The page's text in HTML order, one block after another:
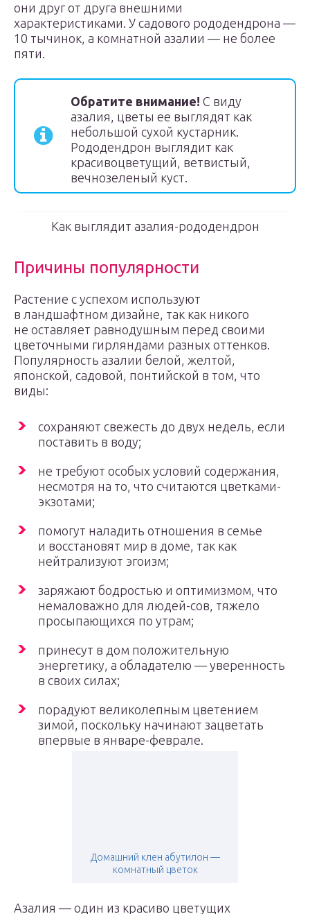
они друг от друга внешними
характеристиками. У садового рододендрона —
10 тычинок, а комнатной азалии — не более
пяти.
Обратите внимание! С виду
азалия, цветы ее выглядят как
небольшой сухой кустарник.
Рододендрон выглядит как
красивоцветущий, ветвистый,
вечнозеленый куст.
Как выглядит азалия-рододендрон
Причины популярности
Растение с успехом используют
в ландшафтном дизайне, так как никого
не оставляет равнодушным перед своими
цветочными гирляндами разных оттенков.
Популярность азалии белой, желтой,
японской, садовой, понтийской в том, что
виды:
сохраняют свежесть до двух недель, если
поставить в воду;
не требуют особых условий содержания,
несмотря на то, что считаются цветками-
экзотами;
помогут наладить отношения в семье
и восстановят мир в доме, так как
нейтрализуют эгоизм;
заряжают бодростью и оптимизмом, что
немаловажно для людей-сов, тяжело
просыпающихся по утрам;
принесут в дом положительную
энергетику, а обладателю — уверенность
в своих силах;
порадуют великолепным цветением
зимой, поскольку начинают зацветать
впервые в январе-феврале.
Домашний клен абутилон —
комнатный цветок
Азалия — один из красиво цветущих